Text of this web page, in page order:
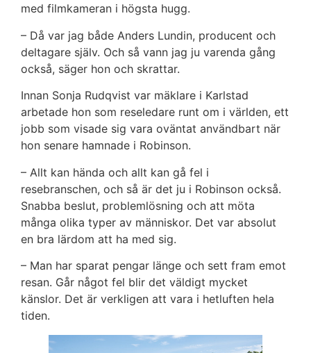
med filmkameran i högsta hugg.
– Då var jag både Anders Lundin, producent och
deltagare själv. Och så vann jag ju varenda gång
också, säger hon och skrattar.
Innan Sonja Rudqvist var mäklare i Karlstad
arbetade hon som reseledare runt om i världen, ett
jobb som visade sig vara oväntat användbart när
hon senare hamnade i Robinson.
– Allt kan hända och allt kan gå fel i
resebranschen, och så är det ju i Robinson också.
Snabba beslut, problemlösning och att möta
många olika typer av människor. Det var absolut
en bra lärdom att ha med sig.
– Man har sparat pengar länge och sett fram emot
resan. Går något fel blir det väldigt mycket
känslor. Det är verkligen att vara i hetluften hela
tiden.